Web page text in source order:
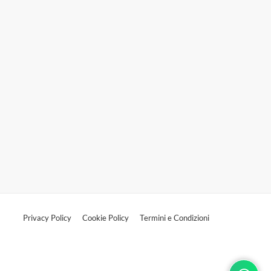
Privacy Policy Cookie Policy Termini e Condizioni